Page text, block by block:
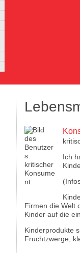
Ich
Firmen die Welt
Kinder auf die
Kinderprodukte
Fruchtzwerge,